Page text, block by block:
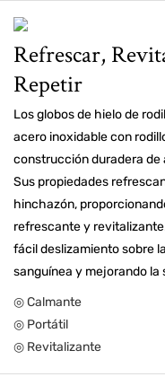
Refrescar,
Repetir
Los globos de hielo de
acero inoxidable con
construcción duradera de
Sus propiedades
hinchazón,
refrescante y
fácil deslizamiento sobre
sanguínea y mejorando la
◎ Calmante
◎ Portátil
◎ Revitalizante